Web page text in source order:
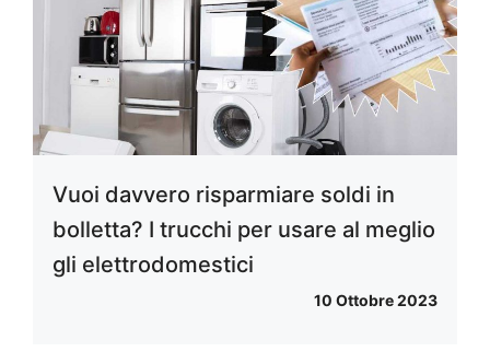
Vuoi davvero risparmiare soldi in
bolletta? I trucchi per usare al meglio
gli elettrodomestici
10 Ottobre 2023